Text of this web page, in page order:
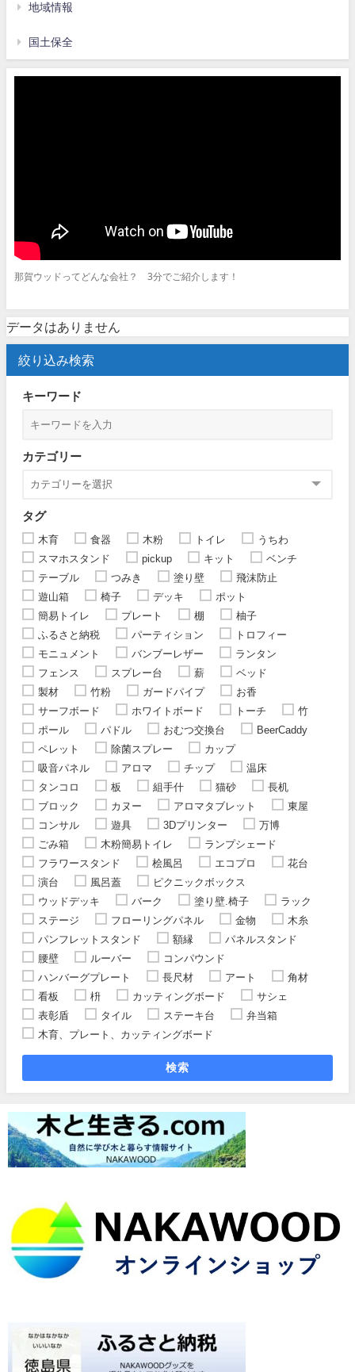
地域情報
国土保全
那賀ウッドってどんな会社？ 3分でご紹介します！
データはありません
絞り込み検索
キーワード
カテゴリー
タグ
木育 食器 木粉 トイレ
うちわ
スマホスタンド
pickup キット
ベンチ
テーブル
つみき 塗り壁
飛沫防止
遊山箱
椅子 デッキ
ポット
簡易トイレ
プレート 棚
柚子
ふるさと納税
パーティション
トロフィー
モニュメント
バンブーレザー
ランタン
フェンス
スプレー台 薪
ベッド
製材
竹粉 ガードパイプ
お香
サーフボード
ホワイトボード トーチ
竹
ポール
パドル おむつ交換台
BeerCaddy
ペレット
除菌スプレー
カップ
吸音パネル
アロマ チップ
温床
タンコロ
板 組手什 猫砂
長机
ブロック
カヌー アロマタブレット
東屋
コンサル
遊具 3Dプリンター
万博
ごみ箱
木粉簡易トイレ
ランプシェード
フラワースタンド
桧風呂 エコプロ
花台
演台
風呂蓋
ピクニックボックス
ウッドデッキ
バーク 塗り壁.椅子
ラック
ステージ
フローリングパネル 金物
木糸
パンフレットスタンド
額縁
パネルスタンド
腰壁
ルーバー
コンパウンド
ハンバーグプレート
長尺材 アート
角材
看板
枡 カッティングボード
サシェ
表彰盾
タイル ステーキ台
弁当箱
木育、プレート、カッティングボード
検索